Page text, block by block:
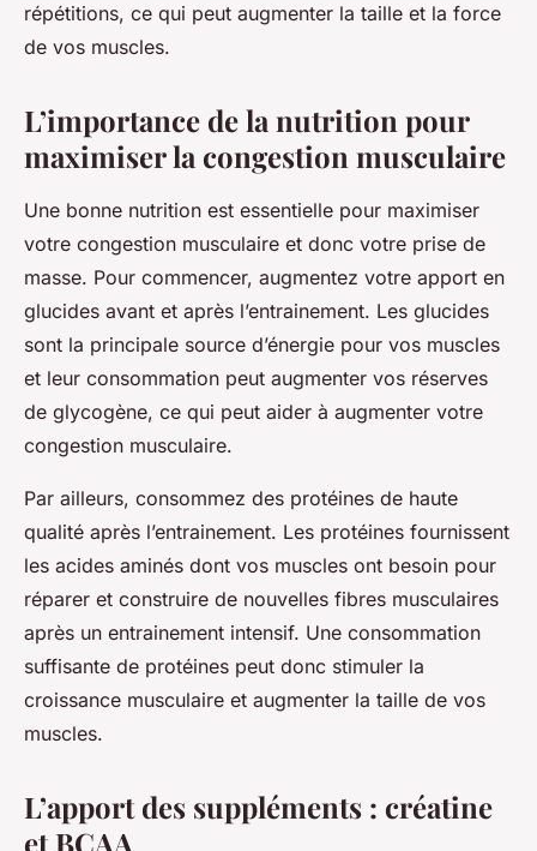
répétitions, ce qui peut augmenter la taille et la force
de vos muscles.
L’importance de la nutrition pour
maximiser la congestion musculaire
Une bonne nutrition est essentielle pour maximiser
votre congestion musculaire et donc votre prise de
masse. Pour commencer, augmentez votre apport en
glucides avant et après l’entrainement. Les glucides
sont la principale source d’énergie pour vos muscles
et leur consommation peut augmenter vos réserves
de glycogène, ce qui peut aider à augmenter votre
congestion musculaire.
Par ailleurs, consommez des protéines de haute
qualité après l’entrainement. Les protéines fournissent
les acides aminés dont vos muscles ont besoin pour
réparer et construire de nouvelles fibres musculaires
après un entrainement intensif. Une consommation
suffisante de protéines peut donc stimuler la
croissance musculaire et augmenter la taille de vos
muscles.
L’apport des suppléments : créatine
et BCAA